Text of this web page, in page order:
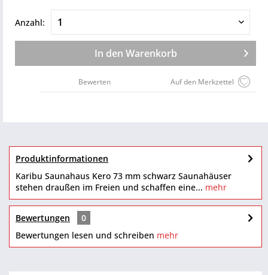
Anzahl:
In den Warenkorb
Auf den Merkzettel
Bewerten
Produktinformationen
Karibu Saunahaus Kero 73 mm schwarz Saunahäuser
stehen draußen im Freien und schaffen eine... mehr
Bewertungen
0
Bewertungen lesen und schreiben mehr